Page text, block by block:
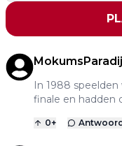
In 1988
finale en hadden
0+ Antwoord